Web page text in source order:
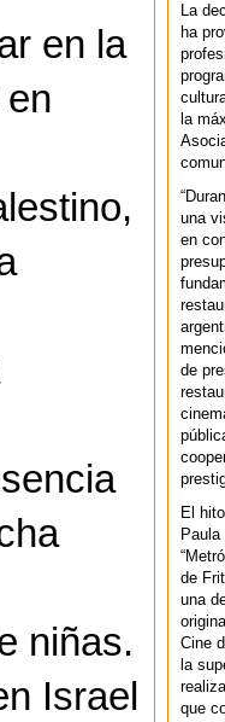
en la
niñas.
Israel
La
ha
la
una
en
de
El
de
una
Cine
la
que